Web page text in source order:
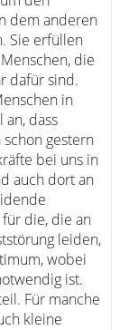
dem anderen
Sie erfüllen
die
dafür sind.
in
dass
gestern
bei uns in
auch dort an
die, die an
leiden,
wobei
ist.
Für manche
kleine